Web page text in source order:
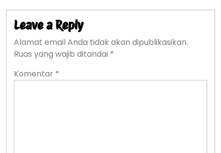
Leave a Reply
Alamat email Anda tidak akan dipublikasikan.
Ruas yang wajib ditandai *
Komentar *